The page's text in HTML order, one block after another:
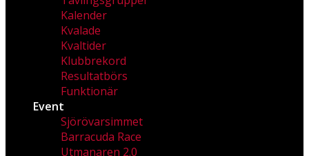
Kalender
Kvalade
Kvaltider
Klubbrekord
Resultatbörs
Funktionär
Event
Sjörövarsimmet
Barracuda Race
Utmanaren 2.0